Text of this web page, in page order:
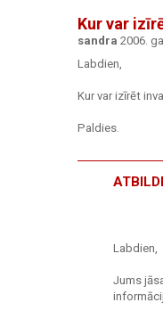
Kur var
sandra 2006.
Labdien,
Kur var izīrēt
Paldies.
Labdien,
Jums